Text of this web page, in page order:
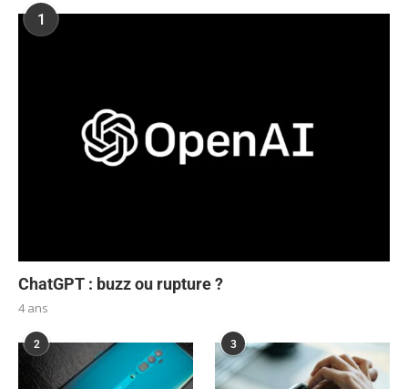
1
ChatGPT : buzz ou rupture ?
4 ans
2 3